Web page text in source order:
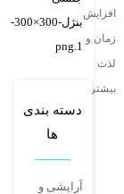
دسته بندی
آرایشی و